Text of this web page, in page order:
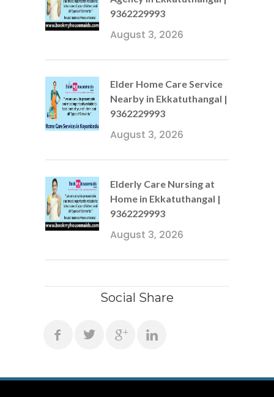
9362229993
August 3, 2026
Elder Home Care Service
Nearby in Ekkatuthangal |
9362229993
August 3, 2026
Elderly Care Nursing at
Home in Ekkatuthangal |
9362229993
August 3, 2026
Social Share